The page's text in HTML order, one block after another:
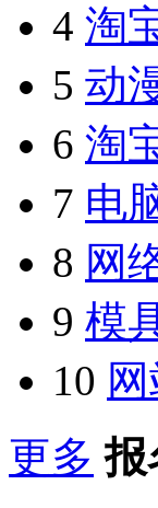
4 淘
5 动
6 淘
7 电
8 网
9 模
10
更多 报